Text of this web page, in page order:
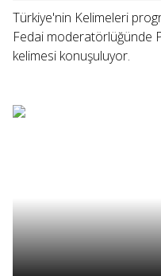
Türkiye'nin Kelimeleri
Fedai moderatörlüğünde
kelimesi konuşuluyor.